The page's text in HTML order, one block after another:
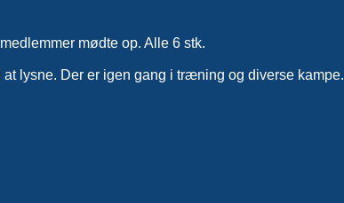
mødte op. Alle 6 stk.
lysne. Der er igen gang i træning og diverse kampe.